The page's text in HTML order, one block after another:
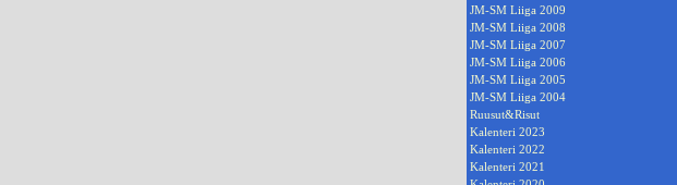
JM-SM Liiga 2009
JM-SM Liiga 2008
JM-SM Liiga 2007
JM-SM Liiga 2006
JM-SM Liiga 2005
JM-SM Liiga 2004
Ruusut&Risut
Kalenteri 2023
Kalenteri 2022
Kalenteri 2021